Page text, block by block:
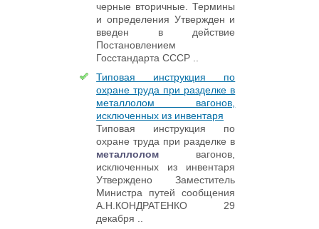
черные вторичные. Термины
и определения Утвержден и
введен в действие
Постановлением
Госстандарта СССР ..
Типовая инструкция по
охране труда при разделке в
металлолом вагонов,
исключенных из инвентаря
Типовая инструкция по
охране труда при разделке в
металлолом вагонов,
исключенных из инвентаря
Утверждено Заместитель
Министра путей сообщения
А.Н.КОНДРАТЕНКО 29
декабря ..